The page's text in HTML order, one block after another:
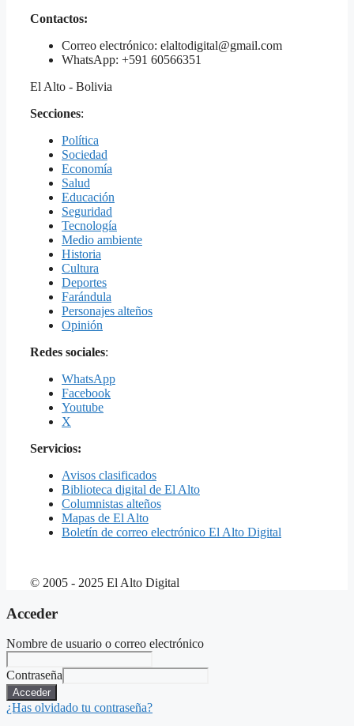
Contactos:
Correo electrónico: elaltodigital@gmail.com
WhatsApp: +591 60566351
El Alto - Bolivia
Secciones:
Política
Sociedad
Economía
Salud
Educación
Seguridad
Tecnología
Medio ambiente
Historia
Cultura
Deportes
Farándula
Personajes alteños
Opinión
Redes sociales:
WhatsApp
Facebook
Youtube
X
Servicios:
Avisos clasificados
Biblioteca digital de El Alto
Columnistas alteños
Mapas de El Alto
Boletín de correo electrónico El Alto Digital
© 2005 - 2025 El Alto Digital
Acceder
Nombre de usuario o correo electrónico
Contraseña
Acceder
¿Has olvidado tu contraseña?